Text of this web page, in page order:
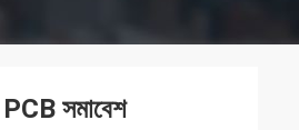
সমাবেশ